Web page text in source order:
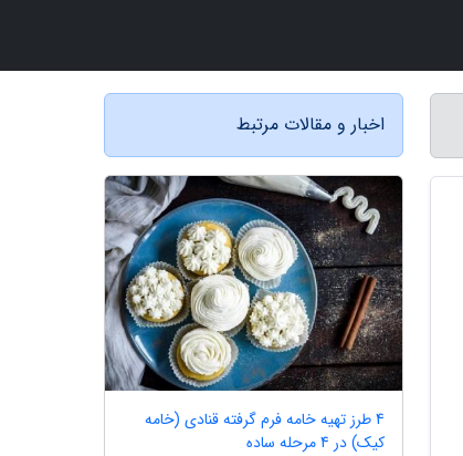
اخبار و مقالات مرتبط
4 طرز تهیه خامه فرم گرفته قنادی (خامه
کیک) در 4 مرحله ساده